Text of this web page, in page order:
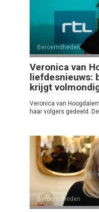
Beroemdheden
Veronica van
liefdesnieuws:
krijgt volmondig
Veronica van
haar volgers gedeeld.
Beroemdheden